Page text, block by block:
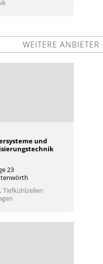
WEITERE ANBIETER
und
23
Tiefkühlzellen